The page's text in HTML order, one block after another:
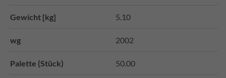
Gewicht [kg] 5.10
wg 2002
Palette (Stück) 50.00